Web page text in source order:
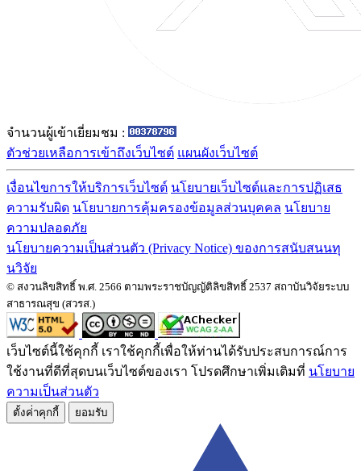
จำนวนผู้เข้าเยี่ยมชม :
ตัวช่วยเหลือการเข้าถึงเว็บไซต์ แผนผังเว็บไซต์
เงื่อนไขการให้บริการเว็บไซต์ นโยบายเว็บไซต์และการปฏิเสธ
ความรับผิด นโยบายการคุ้มครองข้อมูลส่วนบุคคล นโยบาย
ความปลอดภัย
นโยบายความเป็นส่วนตัว (Privacy Notice) ของการสนับสนนทุ
นวิจัย
© สงวนลิขสิทธิ์ พ.ศ. 2566 ตามพระราชบัญญัติลิขสิทธิ์ 2537 สถาบันวิจัยระบบ
สาธารณสุข (สวรส.)
เว็บไซต์นี้ใช้คุกกี้ เราใช้คุกกี้เพื่อให้ท่านได้รับประสบการณ์การ
ใช้งานที่ดีที่สุดบนเว็บไซต์ของเรา โปรดศึกษาเพิ่มเติมที่ นโยบาย
ความเป็นส่วนตัว
ตั้งค่่าคุกกี้ ยอมรับ